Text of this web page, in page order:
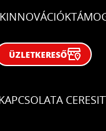
INNOVÁCIÓK
ÜZLETKERESŐ
A CERESIT